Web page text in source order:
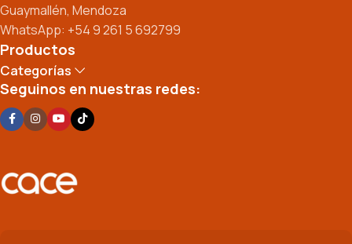
Guaymallén, Mendoza
WhatsApp: +54 9 261 5 692799
Productos
Categorías
Seguinos en nuestras redes: